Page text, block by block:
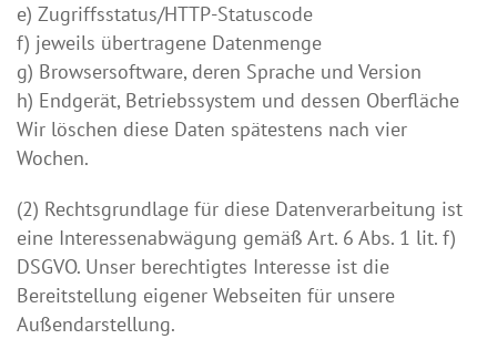
e) Zugriffsstatus/HTTP-Statuscode
f) jeweils übertragene Datenmenge
g) Browsersoftware, deren Sprache und Version
h) Endgerät, Betriebssystem und dessen Oberfläche
Wir löschen diese Daten spätestens nach vier
Wochen.
(2) Rechtsgrundlage für diese Datenverarbeitung ist
eine Interessenabwägung gemäß Art. 6 Abs. 1 lit. f)
DSGVO. Unser berechtigtes Interesse ist die
Bereitstellung eigener Webseiten für unsere
Außendarstellung.